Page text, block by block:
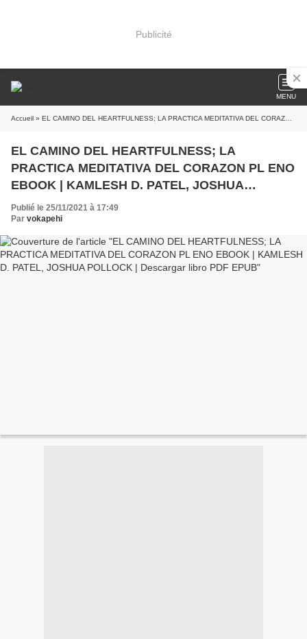
Publicité
MENU
Accueil » EL CAMINO DEL HEARTFULNESS; LA PRACTICA MEDITATIVA DEL CORAZON PL ENO EBOOK | KAMLESH D. PATEL, JOSHUA POLLOCK | Descargar libro PDF EPUB
EL CAMINO DEL HEARTFULNESS; LA
PRACTICA MEDITATIVA DEL CORAZON PL ENO
EBOOK | KAMLESH D. PATEL, JOSHUA
POLLOCK | Descargar libro PDF EPUB
Publié le 25/11/2021 à 17:49
Par vokapehi